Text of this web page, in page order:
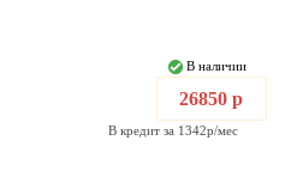
В наличии
26850 р
В кредит за 1342р/мес